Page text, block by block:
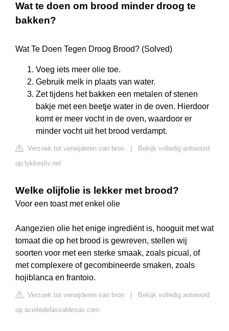
Wat te doen om brood minder droog te
bakken?
Wat Te Doen Tegen Droog Brood? (Solved)
Voeg iets meer olie toe.
Gebruik melk in plaats van water.
Zet tijdens het bakken een metalen of stenen
bakje met een beetje water in de oven. Hierdoor
komt er meer vocht in de oven, waardoor er
minder vocht uit het brood verdampt.
Verzoek tot verwijderen van bron
Bekijk volledig antwoord
op lykkesliv.net
Welke olijfolie is lekker met brood?
Voor een toast met enkel olie
Aangezien olie het enige ingrediënt is, hooguit met wat
tomaat die op het brood is gewreven, stellen wij
soorten voor met een sterke smaak, zoals picual, of
met complexere of gecombineerde smaken, zoals
hojiblanca en frantoio.
Verzoek tot verwijderen van bron
Bekijk volledig antwoord
op aceitedelasvaldesas.com